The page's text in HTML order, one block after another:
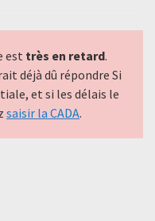
est très en retard.
déjà dû répondre Si
et si les délais le
saisir la CADA.